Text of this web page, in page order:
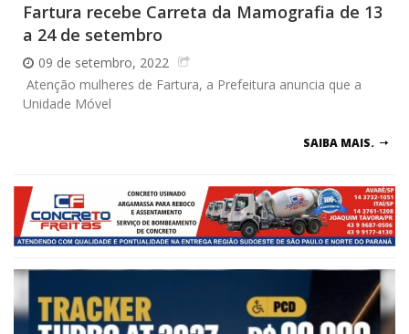
Fartura recebe Carreta da Mamografia de 13
a 24 de setembro
09 de setembro, 2022
Atenção mulheres de Fartura, a Prefeitura anuncia que a
Unidade Móvel
SAIBA MAIS.